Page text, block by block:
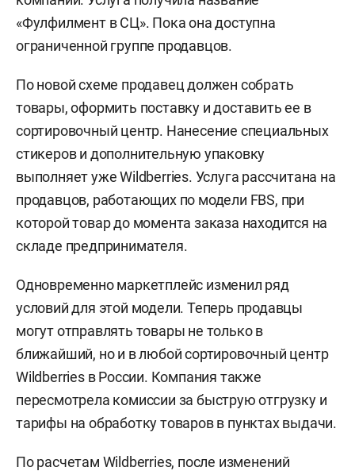
«Фулфилмент в СЦ». Пока она доступна
ограниченной группе продавцов.
По новой схеме продавец должен собрать
товары, оформить поставку и доставить ее в
сортировочный центр. Нанесение специальных
стикеров и дополнительную упаковку
выполняет уже Wildberries. Услуга рассчитана на
продавцов, работающих по модели FBS, при
которой товар до момента заказа находится на
складе предпринимателя.
Одновременно маркетплейс изменил ряд
условий для этой модели. Теперь продавцы
могут отправлять товары не только в
ближайший, но и в любой сортировочный центр
Wildberries в России. Компания также
пересмотрела комиссии за быструю отгрузку и
тарифы на обработку товаров в пунктах выдачи.
По расчетам Wildberries, после изменений